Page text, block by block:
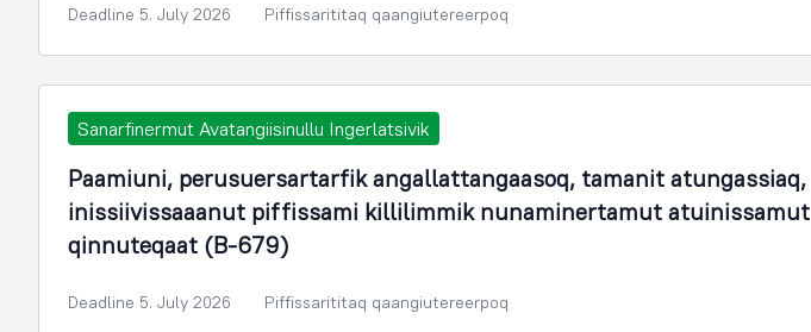
Deadline 5. July 2026 Piffissarititaq qaangiutereerpoq
Sanarfinermut Avatangiisinullu Ingerlatsivik
Paamiuni, perusuersartarfik angallattangaasoq, tamanit atungassiaq,
inissiivissaaanut piffissami killilimmik nunaminertamut atuinissamut
qinnuteqaat (B-679)
Deadline 5. July 2026 Piffissarititaq qaangiutereerpoq